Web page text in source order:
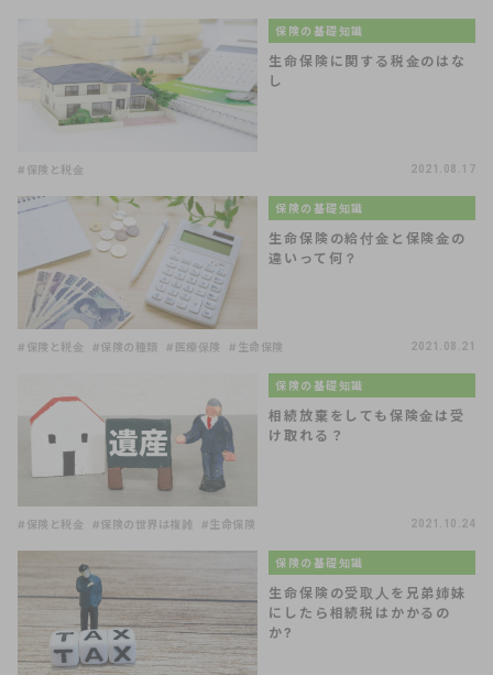
保険の基礎知識
生命保険に関する税金のはな
し
#保険と税金 2021.08.17
保険の基礎知識
生命保険の給付金と保険金の
違いって何？
#保険と税金 #保険の種類 #医療保険 #生命保険 2021.08.21
保険の基礎知識
相続放棄をしても保険金は受
け取れる？
#保険と税金 #保険の世界は複雑 #生命保険 2021.10.24
保険の基礎知識
生命保険の受取人を兄弟姉妹
にしたら相続税はかかるの
か?